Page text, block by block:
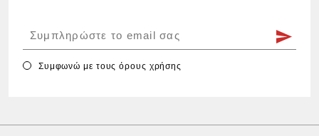
Συμφωνώ με τουςόρους χρήσης